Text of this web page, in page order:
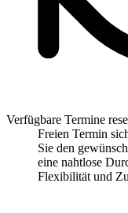
Verfügbare Termine
Freien Termin
Sie den
eine nahtlose
Flexibilität und